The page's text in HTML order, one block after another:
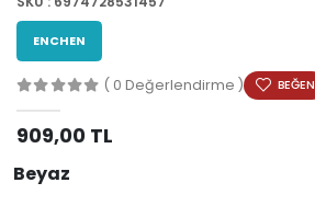
ENCHEN
( 0 Değerlendirme ) BEĞEN
909,00 TL
Beyaz